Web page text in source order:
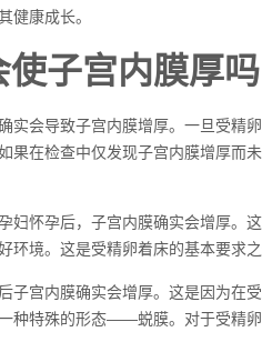
健康成长。
使子宫内膜厚吗
实会导致子宫内膜增厚。一旦受精
果在检查中仅发现子宫内膜增厚而
妇怀孕后，子宫内膜确实会增厚。
环境。这是受精卵着床的基本要求
子宫内膜确实会增厚。这是因为在
种特殊的形态——蜕膜。对于受精卵